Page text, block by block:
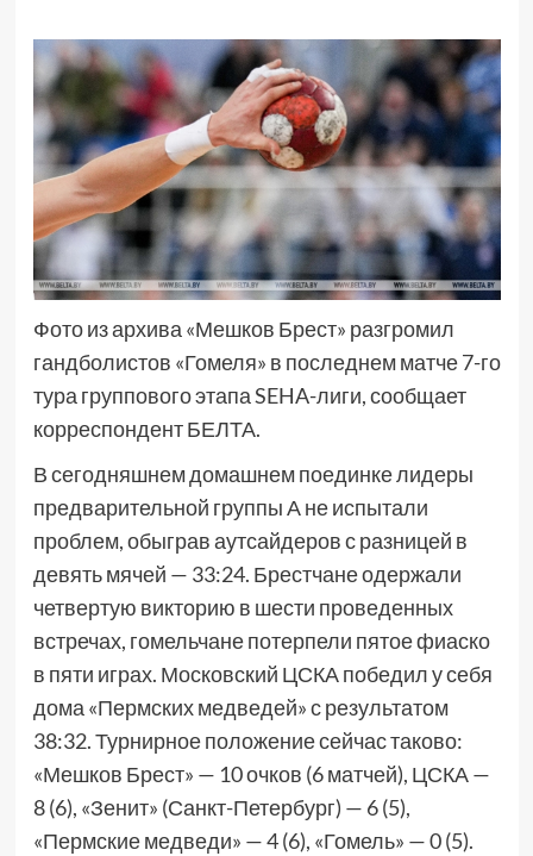
Фото из архива «Мешков Брест» разгромил
гандболистов «Гомеля» в последнем матче 7-го
тура группового этапа SEHA-лиги, сообщает
корреспондент БЕЛТА.
В сегодняшнем домашнем поединке лидеры
предварительной группы А не испытали
проблем, обыграв аутсайдеров с разницей в
девять мячей — 33:24. Брестчане одержали
четвертую викторию в шести проведенных
встречах, гомельчане потерпели пятое фиаско
в пяти играх. Московский ЦСКА победил у себя
дома «Пермских медведей» с результатом
38:32. Турнирное положение сейчас таково:
«Мешков Брест» — 10 очков (6 матчей), ЦСКА —
8 (6), «Зенит» (Санкт-Петербург) — 6 (5),
«Пермские медведи» — 4 (6), «Гомель» — 0 (5).